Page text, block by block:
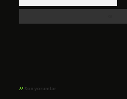
Son yorumlar